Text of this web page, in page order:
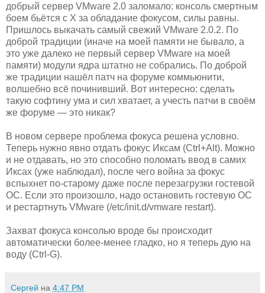
добрый сервер VMware 2.0 заломало: консоль смертным
боем бьётся с Х за обладание фокусом, силы равны.
Пришлось выкачать самый свежий VMware 2.0.2. По
доброй традиции (иначе на моей памяти не бывало, а
это уже далеко не первый сервер VMware на моей
памяти) модули ядра штатно не собрались. По доброй
же традиции нашёл патч на форуме коммьюнити,
волшебно всё починивший. Вот интересно: сделать
такую софтину ума и сил хватает, а учесть патчи в своём
же форуме — это никак?
В новом сервере проблема фокуса решена условно.
Теперь нужно явно отдать фокус Иксам (Ctrl+Alt). Можно
и не отдавать, но это способно поломать ввод в самих
Иксах (уже наблюдал), после чего война за фокус
вспыхнет по-старому даже после перезагрузки гостевой
ОС. Если это произошло, надо остановить гостевую ОС
и рестартнуть VMware (/etc/init.d/vmware restart).
Захват фокуса консолью вроде бы происходит
автоматически более-менее гладко, но я теперь дую на
воду (Ctrl-G).
Сергей на 4:47 PM